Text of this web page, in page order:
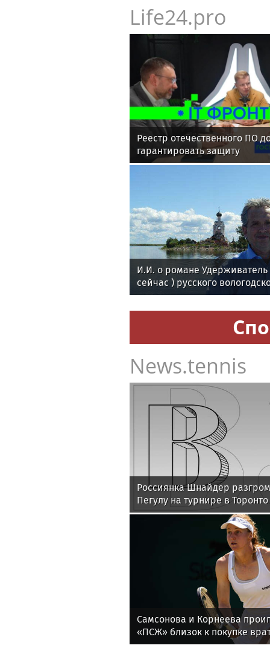
Life24.pro
Реестр отечественного ПО
гарантировать защиту
И.И. о романе
сейчас ) русского
поэта Андрея Малышева (
в 2016 г. )
News.tennis
Россиянка Шнайдер
Пегулу на турнире в Торонто
Самсонова и Корнеева
«ПСЖ» близок к покупке
утру